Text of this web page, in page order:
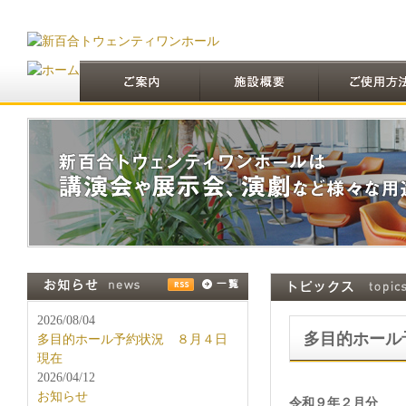
多目的ホー
令和９年２月分
2026/08/04
多目的ホール予約状況 ８月４日
現在
2026/04/12
お知らせ